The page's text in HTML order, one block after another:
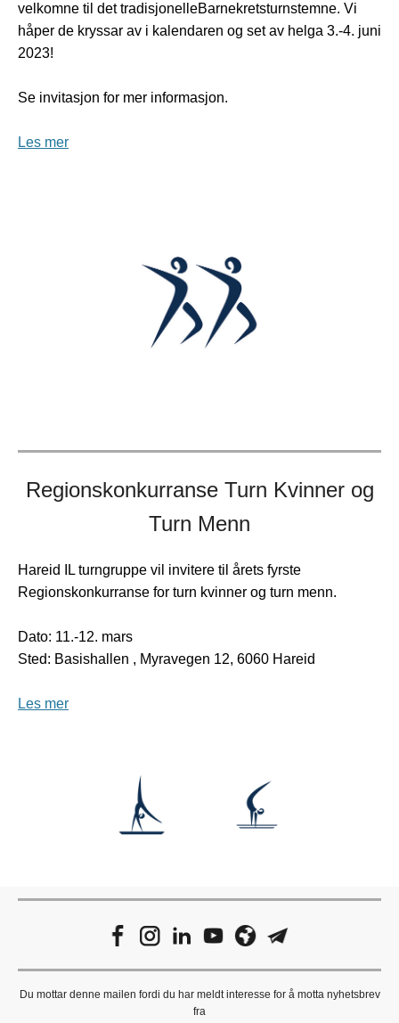
velkomne til det tradisjonelleBarnekretsturnstemne. Vi
håper de kryssar av i kalendaren og set av helga 3.-4. juni
2023!
Se invitasjon for mer informasjon.
Les mer
Regionskonkurranse Turn Kvinner og
Turn Menn
Hareid IL turngruppe vil invitere til årets fyrste
Regionskonkurranse for turn kvinner og turn menn.
Dato: 11.-12. mars
Sted: Basishallen , Myravegen 12, 6060 Hareid
Les mer
Du mottar denne mailen fordi du har meldt interesse for å motta nyhetsbrev
fra